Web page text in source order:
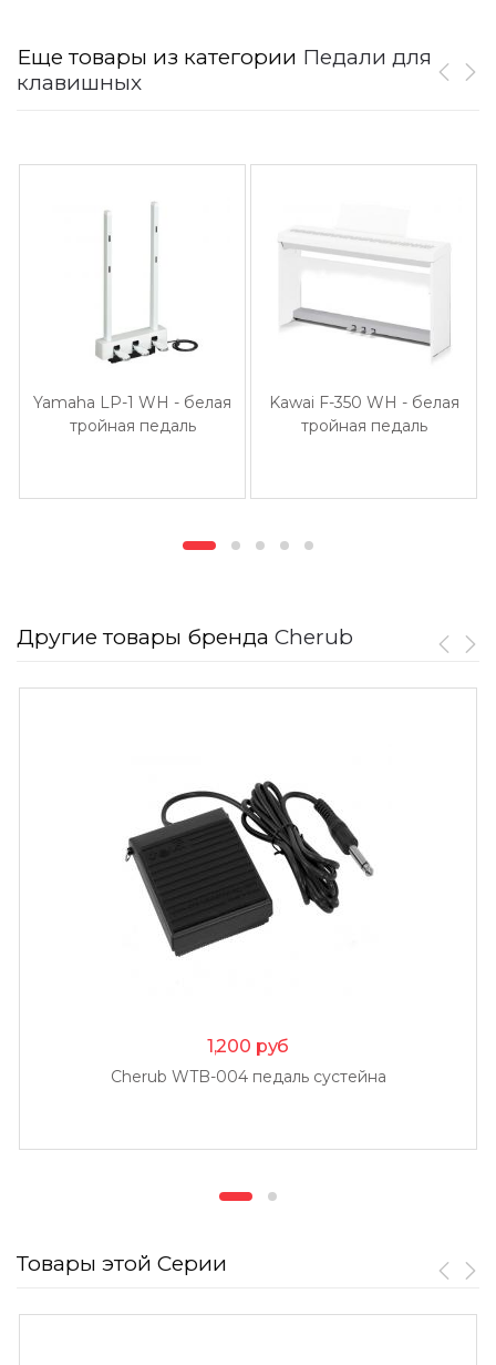
Еще товары из категории Педали для
клавишных
Yamaha LP-1 WH - белая
тройная педаль
Kawai F-350 WH - белая
тройная педаль
Другие товары бренда Cherub
1,200 руб
Cherub WTB-004 педаль сустейна
Товары этой Серии